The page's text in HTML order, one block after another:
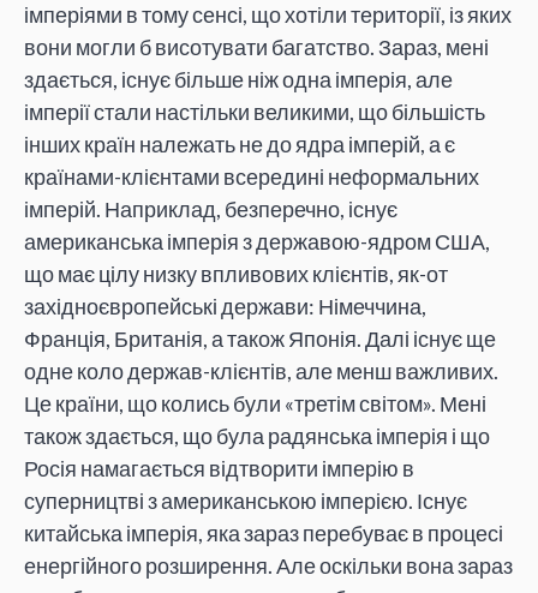
імперіями в тому сенсі, що хотіли території, із яких
вони могли б висотувати багатство. Зараз, мені
здається, існує більше ніж одна імперія, але
імперії стали настільки великими, що більшість
інших країн належать не до ядра імперій, а є
країнами-клієнтами всередині неформальних
імперій. Наприклад, безперечно, існує
американська імперія з державою-ядром США,
що має цілу низку впливових клієнтів, як-от
західноєвропейські держави: Німеччина,
Франція, Британія, а також Японія. Далі існує ще
одне коло держав-клієнтів, але менш важливих.
Це країни, що колись були «третім світом». Мені
також здається, що була радянська імперія і що
Росія намагається відтворити імперію в
суперництві з американською імперією. Існує
китайська імперія, яка зараз перебуває в процесі
енергійного розширення. Але оскільки вона зараз